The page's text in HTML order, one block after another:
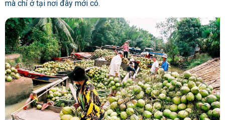
mà chỉ ở tại nơi đây mới có.